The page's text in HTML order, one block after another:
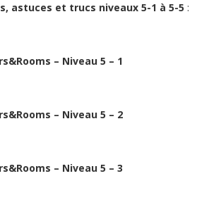
astuces et trucs niveaux 5-1 à 5-5 :
– Niveau 5 – 1
– Niveau 5 – 2
– Niveau 5 – 3